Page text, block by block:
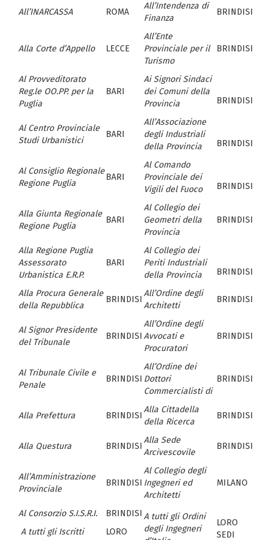
All’INARCASSA ROMA
All’Intendenza di
Finanza
BRINDISI
Alla Corte d’Appello LECCE
All’Ente
Provinciale per il
Turismo
BRINDISI
Al Provveditorato
Reg.le OO.PP. per la
Puglia
BARI
Ai Signori Sindaci
dei Comuni della
Provincia
BRINDISI
Al Centro Provinciale
Studi Urbanistici
BARI
All’Associazione
degli Industriali
della Provincia
BRINDISI
Al Consiglio Regionale
Regione Puglia
BARI
Al Comando
Provinciale dei
Vigili del Fuoco
BRINDISI
Alla Giunta Regionale
Regione Puglia
BARI
Al Collegio dei
Geometri della
Provincia
BRINDISI
Alla Regione Puglia
Assessorato
Urbanistica E.R.P.
BARI
Al Collegio dei
Periti Industriali
della Provincia
BRINDISI
Alla Procura Generale
della Repubblica
BRINDISI
All’Ordine degli
Architetti
BRINDISI
Al Signor Presidente
del Tribunale
BRINDISI
All’Ordine degli
Avvocati e
Procuratori
BRINDISI
Al Tribunale Civile e
Penale
BRINDISI
All’Ordine dei
Dottori
Commercialisti di
BRINDISI
Alla Prefettura BRINDISI
Alla Cittadella
della Ricerca
BRINDISI
Alla Questura BRINDISI
Alla Sede
Arcivescovile
BRINDISI
All’Amministrazione
Provinciale
BRINDISI
Al Collegio degli
Ingegneri ed
Architetti
MILANO
Al Consorzio S.I.S.R.I.
A tutti gli Iscritti
BRINDISI
LORO
A tutti gli Ordini
degli Ingegneri
LORO
SEDI